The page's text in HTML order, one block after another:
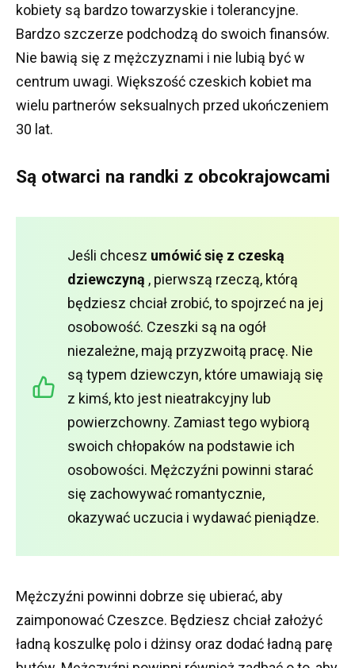
kobiety są bardzo towarzyskie i tolerancyjne.
Bardzo szczerze podchodzą do swoich finansów.
Nie bawią się z mężczyznami i nie lubią być w
centrum uwagi. Większość czeskich kobiet ma
wielu partnerów seksualnych przed ukończeniem
30 lat.
Są otwarci na randki z obcokrajowcami
Jeśli chcesz umówić się z czeską
dziewczyną , pierwszą rzeczą, którą
będziesz chciał zrobić, to spojrzeć na jej
osobowość. Czeszki są na ogół
niezależne, mają przyzwoitą pracę. Nie
są typem dziewczyn, które umawiają się
z kimś, kto jest nieatrakcyjny lub
powierzchowny. Zamiast tego wybiorą
swoich chłopaków na podstawie ich
osobowości. Mężczyźni powinni starać
się zachowywać romantycznie,
okazywać uczucia i wydawać pieniądze.
Mężczyźni powinni dobrze się ubierać, aby
zaimponować Czeszce. Będziesz chciał założyć
ładną koszulkę polo i dżinsy oraz dodać ładną parę